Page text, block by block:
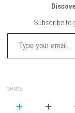
Subscribe to
Type your email…
SHARE